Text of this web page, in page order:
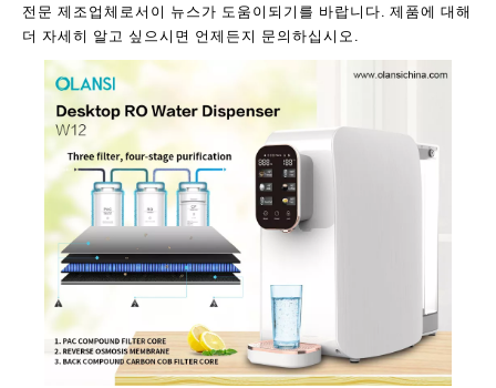
전문 제조업체로서이 뉴스가 도움이되기를 바랍니다. 제품에 대해
더 자세히 알고 싶으시면 언제든지 문의하십시오.